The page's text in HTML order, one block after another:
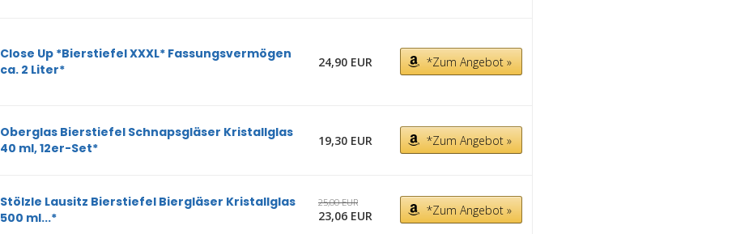
Close Up *Bierstiefel XXXL* Fassungsvermögen
ca. 2 Liter*
24,90 EUR *Zum Angebot »
Oberglas Bierstiefel Schnapsgläser Kristallglas
40 ml, 12er-Set*
19,30 EUR *Zum Angebot »
Stölzle Lausitz Bierstiefel Biergläser Kristallglas
500 ml...*
25,00 EUR
23,06 EUR *Zum Angebot »